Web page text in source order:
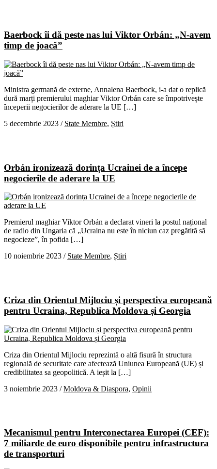
Baerbock îi dă peste nas lui Viktor Orbán: „N-avem
timp de joacă”
Ministra germană de externe, Annalena Baerbock, i-a dat o replică
dură marți premierului maghiar Viktor Orbán care se împotrivește
începerii negocierilor de aderare la UE […]
5 decembrie 2023 / State Membre, Știri
Orbán ironizează dorința Ucrainei de a începe
negocierile de aderare la UE
Premierul maghiar Viktor Orbán a declarat vineri la postul național
de radio din Ungaria că „Ucraina nu este în niciun caz pregătită să
negocieze”, în pofida […]
10 noiembrie 2023 / State Membre, Știri
Criza din Orientul Mijlociu și perspectiva europeană
pentru Ucraina, Republica Moldova și Georgia
Criza din Orientul Mijlociu reprezintă o altă fisură în structura
regională de securitate care afectează Uniunea Europeană (UE) și
credibilitatea sa geopolitică. A ieșit la […]
3 noiembrie 2023 /Moldova & Diaspora, Opinii
Mecanismul pentru Interconectarea Europei (CEF):
7 miliarde de euro disponibile pentru infrastructura
de transporturi